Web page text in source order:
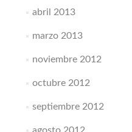
abril 2013
marzo 2013
noviembre 2012
octubre 2012
septiembre 2012
agosto 2012